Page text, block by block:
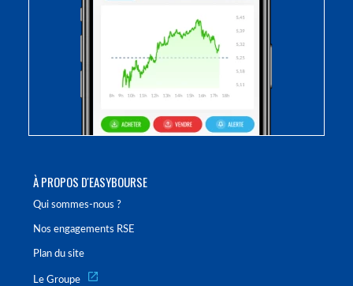
À PROPOS D'EASYBOURSE
Qui sommes-nous ?
Nos engagements RSE
Plan du site
Le Groupe